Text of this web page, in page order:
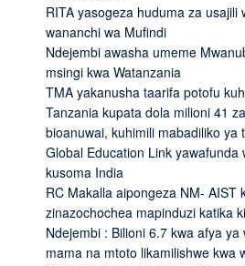
RITA yasogeza huduma za usajili
wananchi wa Mufindi
Ndejembi awasha umeme
msingi kwa Watanzania
TMA yakanusha taarifa potofu
Tanzania kupata dola milioni 41
bioanuwai, kuhimili mabadiliko ya
Global Education Link yawafunda
kusoma India
RC Makalla aipongeza NM- AIST
zinazochochea mapinduzi katika
Ndejembi : Bilioni 6.7 kwa afya
mama na mtoto likamilishwe kwa